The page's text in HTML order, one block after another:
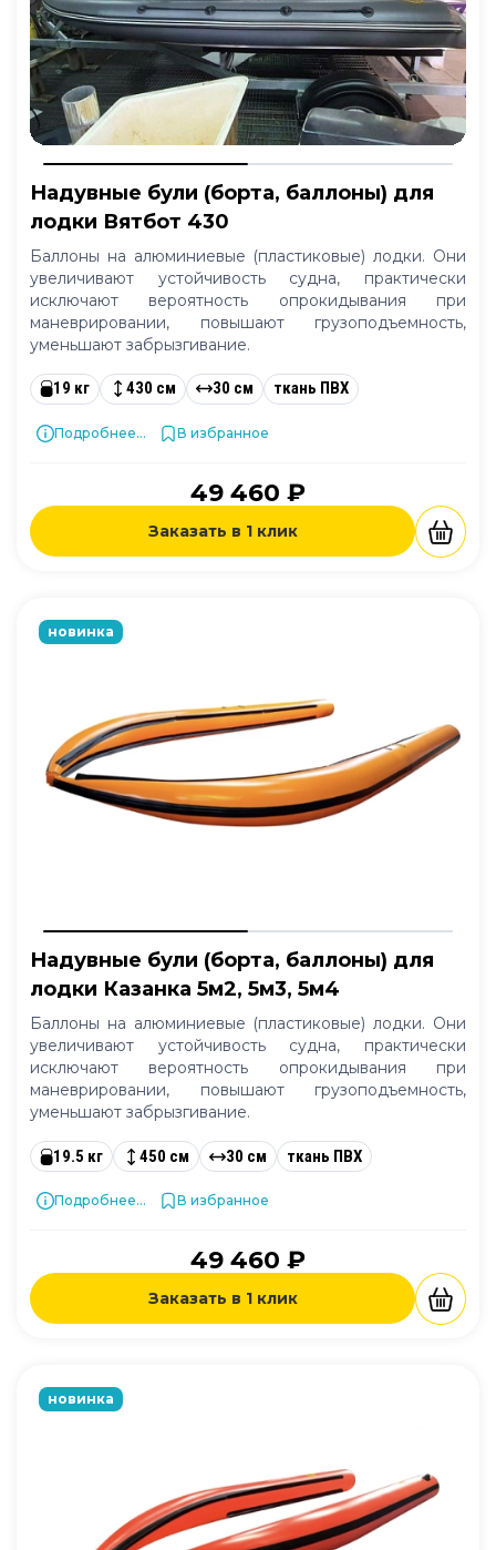
Надувные були (борта, баллоны) для
лодки Вятбот 430
Баллоны на алюминиевые (пластиковые) лодки. Они
увеличивают устойчивость судна, практически
исключают вероятность опрокидывания при
маневрировании, повышают грузоподъемность,
уменьшают забрызгивание.
19 кг 430 см 30 см ткань ПВХ
Подробнее... В избранное
49 460 ₽
Заказать в 1 клик
новинка
Надувные були (борта, баллоны) для
лодки Казанка 5м2, 5м3, 5м4
Баллоны на алюминиевые (пластиковые) лодки. Они
увеличивают устойчивость судна, практически
исключают вероятность опрокидывания при
маневрировании, повышают грузоподъемность,
уменьшают забрызгивание.
19.5 кг 450 см 30 см ткань ПВХ
Подробнее... В избранное
49 460 ₽
Заказать в 1 клик
новинка